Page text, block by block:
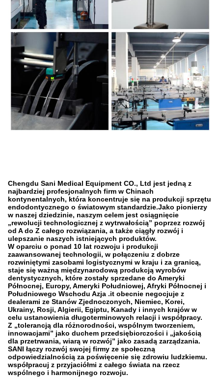
Chengdu Sani Medical Equipment CO., Ltd jest jedną z
najbardziej profesjonalnych firm w Chinach
kontynentalnych, która koncentruje się na produkcji sprzętu
endodontycznego o światowym standardzie.Jako pionierzy
w naszej dziedzinie, naszym celem jest osiągnięcie
„rewolucji technologicznej z wytrwałością” poprzez rozwój
od A do Z całego rozwiązania, a także ciągły rozwój i
ulepszanie naszych istniejących produktów.
W oparciu o ponad 10 lat rozwoju i produkcji
zaawansowanej technologii, w połączeniu z dobrze
rozwiniętymi zasobami logistycznymi w kraju i za granicą,
staje się ważną międzynarodową produkcją wyrobów
dentystycznych, które zostały sprzedane do Ameryki
Północnej, Europy, Ameryki Południowej, Afryki Północnej i
Południowego Wschodu Azja .it obecnie negocjuje z
dealerami ze Stanów Zjednoczonych, Niemiec, Korei,
Ukrainy, Rosji, Algierii, Egiptu, Kanady i innych krajów w
celu ustanowienia długoterminowych relacji i współpracy.
Z „tolerancją dla różnorodności, wspólnym tworzeniem,
innowacjami” jako duchem przedsiębiorczości i „jakością
dla przetrwania, wiarą w rozwój” jako zasadą zarządzania.
SANI łączy rozwój swojej firmy ze społeczną
odpowiedzialnością za poświęcenie się zdrowiu ludzkiemu.
współpracuj z przyjaciółmi z całego świata na rzecz
wspólnego i harmonijnego rozwoju.